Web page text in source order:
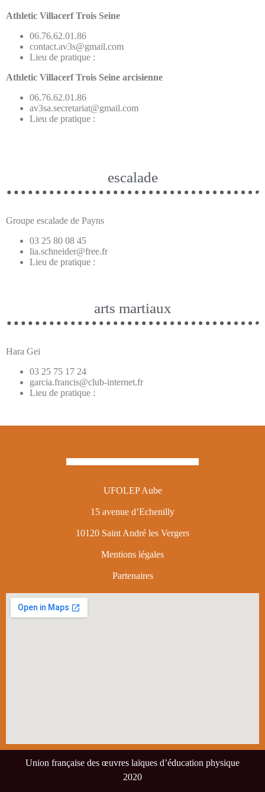
Athletic Villacerf Trois Seine
06.76.62.01.86
contact.av3s@gmail.com
Lieu de pratique :
Athletic Villacerf Trois Seine arcisienne
06.76.62.01.86
av3sa.secretariat@gmail.com
Lieu de pratique :
escalade
Groupe escalade de Payns
03 25 80 08 45
lia.schneider@free.fr
Lieu de pratique :
arts martiaux
Hara Gei
03 25 75 17 24
garcia.francis@club-internet.fr
Lieu de pratique :
UFOLEP Aube
15 avenue d’Echenilly
10120 Saint André les Vergers
Mentions légales
Partenaires
Union française des œuvres laïques d’éducation physique
2020